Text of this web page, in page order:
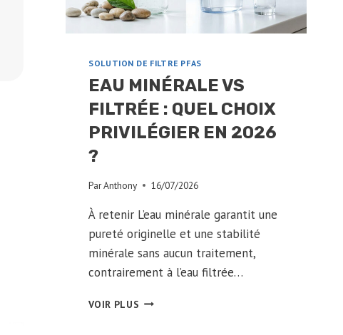
SOLUTION DE FILTRE PFAS
EAU MINÉRALE VS
FILTRÉE : QUEL CHOIX
PRIVILÉGIER EN 2026
?
ParAnthony 16/07/2026
À retenir L’eau minérale garantit une
pureté originelle et une stabilité
minérale sans aucun traitement,
contrairement à l’eau filtrée…
VOIR PLUS EAU